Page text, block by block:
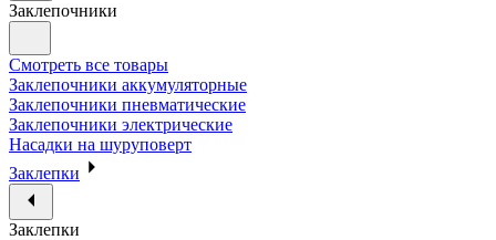
Заклепочники
Смотреть все товары
Заклепочники аккумуляторные
Заклепочники пневматические
Заклепочники электрические
Насадки на шуруповерт
Заклепки
Заклепки